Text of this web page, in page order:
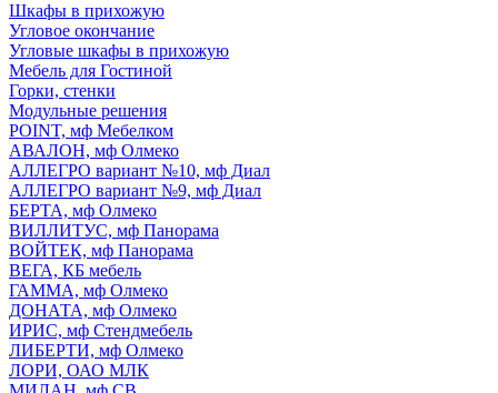
Шкафы в прихожую
Угловое окончание
Угловые шкафы в прихожую
Мебель для Гостиной
Горки, стенки
Модульные решения
POINT, мф Мебелком
АВАЛОН, мф Олмеко
АЛЛЕГРО вариант №10, мф Диал
АЛЛЕГРО вариант №9, мф Диал
БЕРТА, мф Олмеко
ВИЛЛИТУС, мф Панорама
ВОЙТЕК, мф Панорама
ВЕГА, КБ мебель
ГАММА, мф Олмеко
ДОНАТА, мф Олмеко
ИРИС, мф Стендмебель
ЛИБЕРТИ, мф Олмеко
ЛОРИ, ОАО МЛК